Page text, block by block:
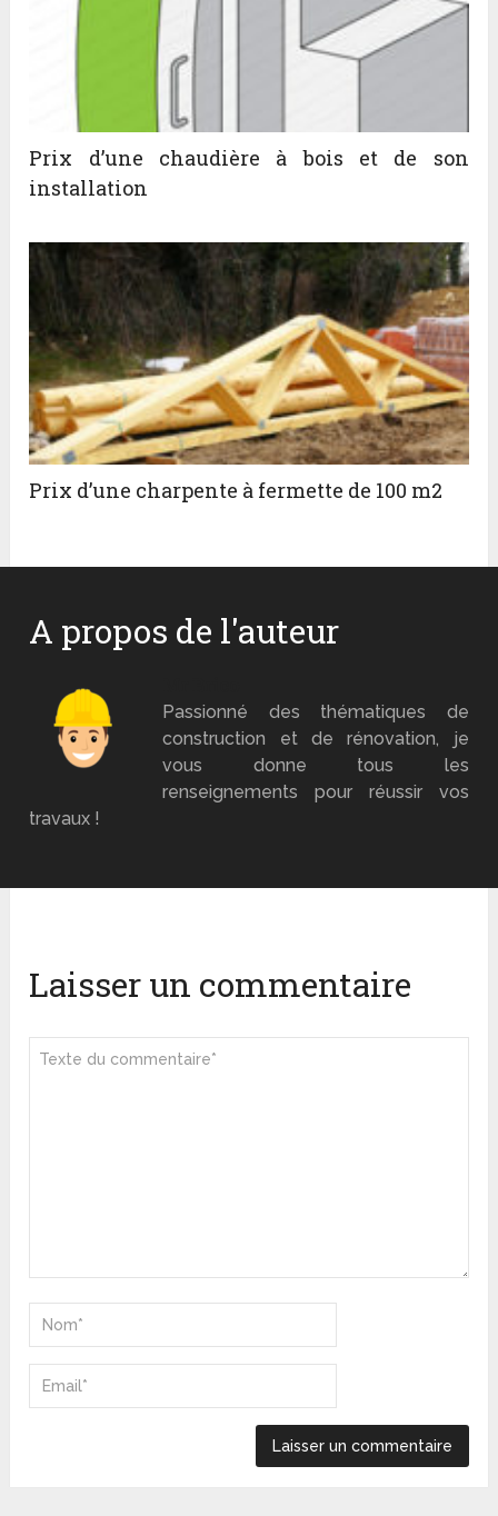
Prix d’une chaudière à bois et de son
installation
Prix d’une charpente à fermette de 100 m2
A propos de l'auteur
Passionné des thématiques de
construction et de rénovation, je
vous donne tous les
renseignements pour réussir vos
travaux !
Laisser un commentaire